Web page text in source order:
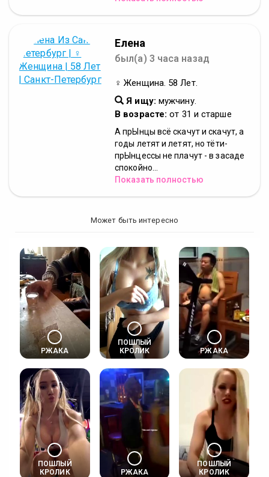
Елена
был(а) 3 часа назад
♀ Женщина. 58 Лет.
Я ищу: мужчину.
В возрасте: от 31 и старше
А прЫнцы всё скачут и скачут, а
годы летят и летят, но тёти-
прЫнцессы не плачут - в засаде
спокойно...
Показать полностью
Может быть интересно
РЖАКА
ПОШЛЫЙ
КРОЛИК
РЖАКА
ПОШЛЫЙ
КРОЛИК
РЖАКА
ПОШЛЫЙ
КРОЛИК